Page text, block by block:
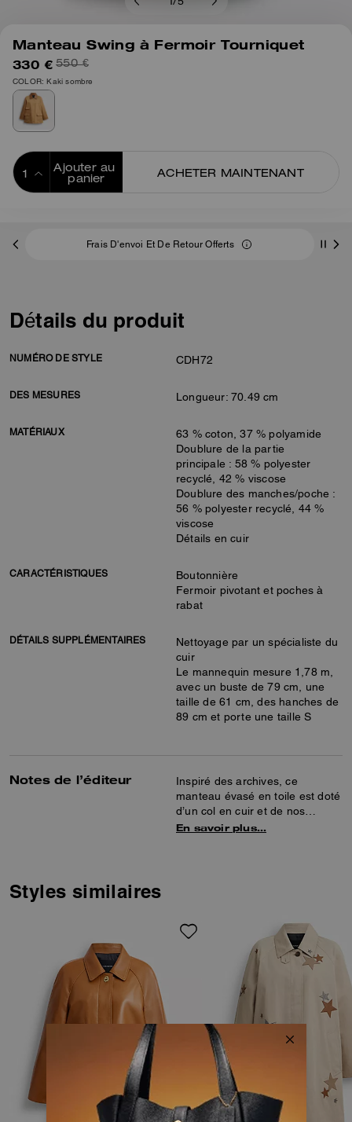
/5
Manteau Swing à Fermoir Tourniquet
330 € 550 €
COLOR: Kaki sombre
Ajouter au
panier
ACHETER MAINTENANT
Frais D'envoi Et De Retour Offerts
Détails du produit
NUMÉRO DE STYLE CDH72
DES MESURES Longueur: 70.49 cm
MATÉRIAUX
63 % coton, 37 % polyamide
Doublure de la partie
principale : 58 % polyester
recyclé, 42 % viscose
Doublure des manches/poche :
56 % polyester recyclé, 44 %
viscose
Détails en cuir
CARACTÉRISTIQUES
Boutonnière
Fermoir pivotant et poches à
rabat
DÉTAILS SUPPLÉMENTAIRES
Nettoyage par un spécialiste du
cuir
Le mannequin mesure 1,78 m,
avec un buste de 79 cm, une
taille de 61 cm, des hanches de
89 cm et porte une taille S
Notes de l’éditeur
Inspiré des archives, ce
manteau évasé en toile est doté
d’un col en cuir et de nos
fermoirs pivotants
En savoir plus…
Styles similaires